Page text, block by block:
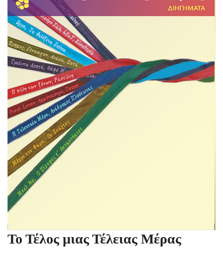
Το Τέλος μιας Τέλειας Μέρας